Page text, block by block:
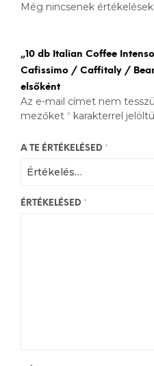
Még nincsenek értékelések.
„10 db Italian Coffee
Cafissimo / Caffitaly /
elsőként
Az e-mail címet nem
mezőket * karakterrel
A TE ÉRTÉKELÉSED *
ÉRTÉKELÉSED *